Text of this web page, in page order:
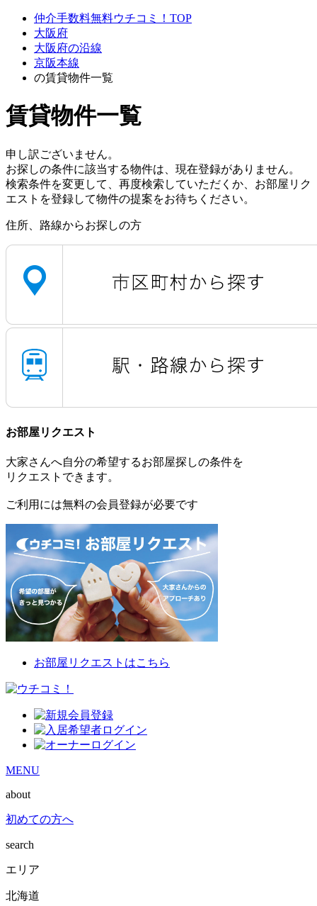
仲介手数料無料ウチコミ！TOP
大阪府
大阪府の沿線
京阪本線
の賃貸物件一覧
賃貸物件一覧
申し訳ございません。
お探しの条件に該当する物件は、現在登録がありません。
検索条件を変更して、再度検索していただくか、お部屋リク
エストを登録して物件の提案をお待ちください。
住所、路線からお探しの方
お部屋リクエスト
大家さんへ自分の希望するお部屋探しの条件を
リクエストできます。
ご利用には無料の会員登録が必要です
お部屋リクエストはこちら
MENU
about
初めての方へ
search
エリア
北海道